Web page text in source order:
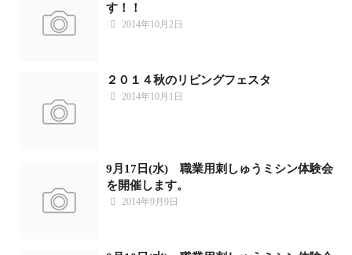
す！！
2014年10月2日
２０１４秋のリビングフェスタ
2014年10月1日
9月17日(水) 職業用刺しゅうミシン体験会
を開催します。
2014年9月9日